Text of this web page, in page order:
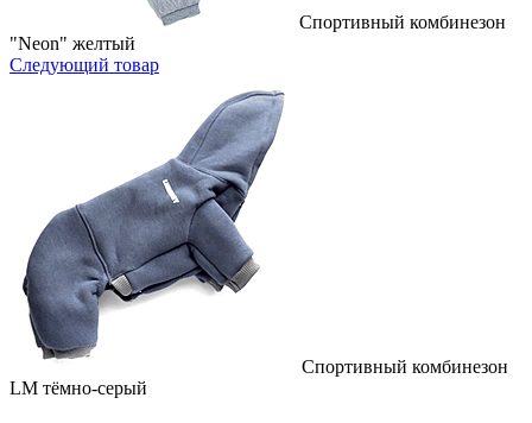
Спортивный комбинезон
"Neon" желтый
Следующий товар
Спортивный комбинезон
LM тёмно-серый